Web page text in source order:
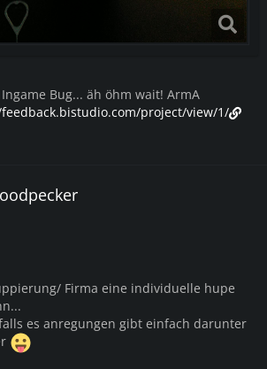
Bug... äh öhm wait! ArmA
project/view/1/
Firma eine individuelle hupe
es anregungen gibt einfach darunter